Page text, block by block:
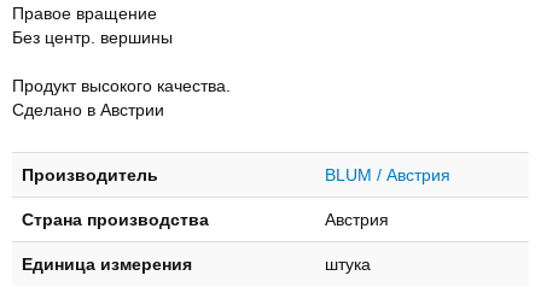
Правое вращение
Без центр. вершины
Продукт высокого качества.
Сделано в Австрии
Производитель BLUM / Австрия
Страна производства Австрия
Единица измерения штука